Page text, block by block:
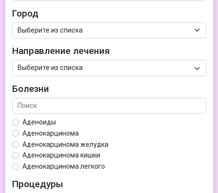
Город
Направление лечения
Болезни
Аденоиды
Аденокарцинома
Аденокарцинома желудка
Аденокарцинома кишки
Аденокарцинома легкого
Аденома гипофиза
Процедуры